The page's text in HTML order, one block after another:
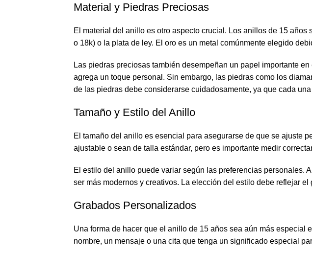
Material y Piedras Preciosas
El material del anillo es otro aspecto crucial. Los anillos de 15
o 18k) o la plata de ley. El oro es un metal comúnmente elegido
Las piedras preciosas también desempeñan un papel importante
agrega un toque personal. Sin embargo, las piedras como los
de las piedras debe considerarse cuidadosamente, ya que cada
Tamaño y Estilo del Anillo
El tamaño del anillo es esencial para asegurarse de que se ajuste
ajustable o sean de talla estándar, pero es importante medir
El estilo del anillo puede variar según las preferencias personales.
ser más modernos y creativos. La elección del estilo debe reflejar
Grabados Personalizados
Una forma de hacer que el anillo de 15 años sea aún más especial
nombre, un mensaje o una cita que tenga un significado especial